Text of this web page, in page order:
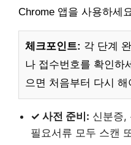
Chrome 앱을 사용하세
체크포인트: 각 단계
나 접수번호를 확인하
으면 처음부터 다시
✓ 사전 준비: 신분증,
필요서류 모두 스캔